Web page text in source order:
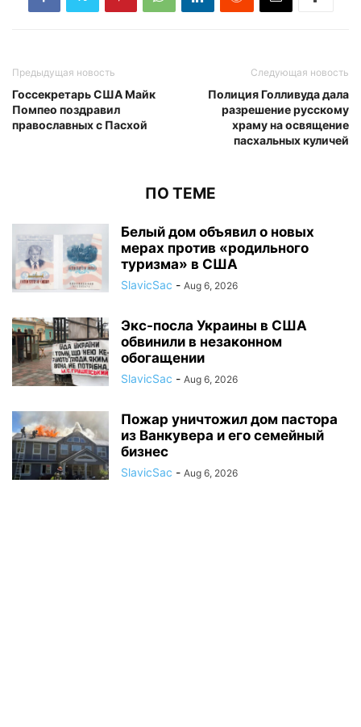
Предыдущая новость
Госсекретарь США Майк
Помпео поздравил
православных с Пасхой
Следующая новость
Полиция Голливуда дала
разрешение русскому
храму на освящение
пасхальных куличей
ПО ТЕМЕ
Белый дом объявил о новых
мерах против «родильного
туризма» в США
SlavicSac - Aug 6, 2026
Экс-посла Украины в США
обвинили в незаконном
обогащении
SlavicSac - Aug 6, 2026
Пожар уничтожил дом пастора
из Ванкувера и его семейный
бизнес
SlavicSac - Aug 6, 2026